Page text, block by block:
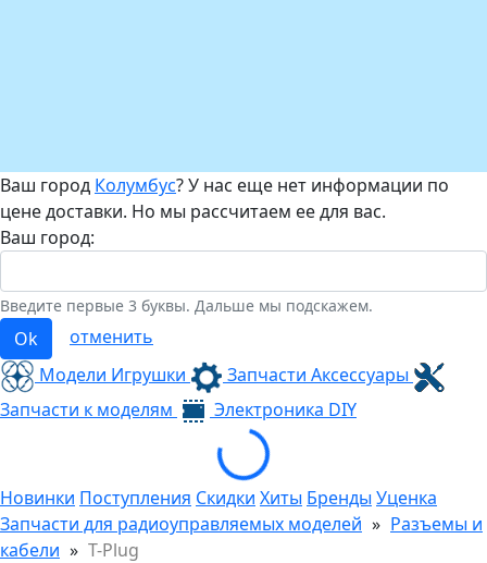
Ваш город Колумбус? У нас еще нет информации по
цене доставки. Но мы рассчитаем ее для вас.
Ваш город:
Введите первые 3 буквы. Дальше мы подскажем.
Ok
отменить
Модели Игрушки
Запчасти Аксессуары
Запчасти к моделям
Электроника DIY
Loading...
Новинки Поступления Скидки Хиты Бренды Уценка
Запчасти для радиоуправляемых моделей » Разъемы и
кабели » T-Plug